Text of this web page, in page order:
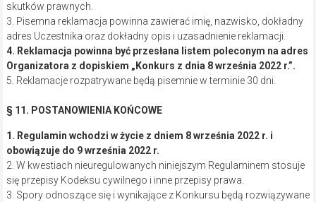
skutków prawnych.
3. Pisemna reklamacja powinna zawierać imię, nazwisko, dokładny
adres Uczestnika oraz dokładny opis i uzasadnienie reklamacji.
4. Reklamacja powinna być przesłana listem poleconym na adres
Organizatora z dopiskiem „Konkurs z dnia 8 września 2022 r.”.
5. Reklamacje rozpatrywane będą pisemnie w terminie 30 dni.
§ 11. POSTANOWIENIA KOŃCOWE
1. Regulamin wchodzi w życie z dniem 8 września 2022 r. i
obowiązuje do 9 września 2022 r.
2. W kwestiach nieuregulowanych niniejszym Regulaminem stosuje
się przepisy Kodeksu cywilnego i inne przepisy prawa.
3. Spory odnoszące się i wynikające z Konkursu będą rozwiązywane